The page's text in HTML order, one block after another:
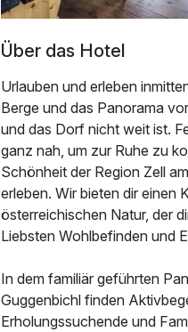
Über das Hotel
Urlauben und erleben
Berge und das Panorama
und das Dorf nicht weit ist.
ganz nah, um zur Ruhe zu
Schönheit der Region Zell
erleben. Wir bieten dir einen
österreichischen Natur, der
Liebsten Wohlbefinden und
In dem familiär geführten
Guggenbichl finden
Erholungssuchende und